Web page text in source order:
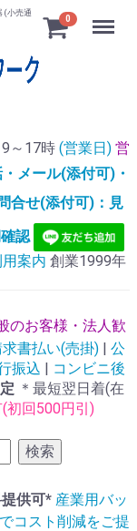
(小売通
0 Menu
～17時 (営業日) 営
メール(添付可)・
合せ(添付可)：見
認
案内 創業1999年
のお客様・法人歓
書払い(売掛) | 公
振込 | コンビニ後
＊最短翌日着(在
初回500円引)
検索
供可* 産業用バッ
コスト削減をご提